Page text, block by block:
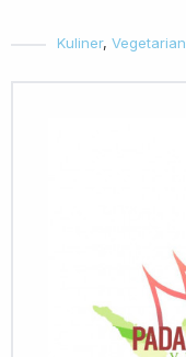
Kuliner, Vegetarian